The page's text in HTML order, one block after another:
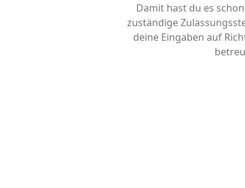
Damit hast du es
zuständige
deine Eingaben auf